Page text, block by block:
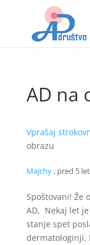
AD na
Vprašaj
obrazu
Majchy, pred 5 let
Spoštovani! Že
AD, Nekaj let
stanje spet
dermatologinji.